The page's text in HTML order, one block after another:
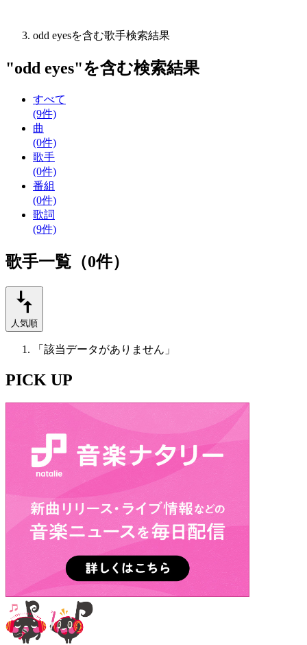
odd eyesを含む歌手検索結果
"odd eyes"を含む検索結果
すべて
(9件)
曲
(0件)
歌手
(0件)
番組
(0件)
歌詞
(9件)
歌手一覧（0件）
人気順
「該当データがありません」
PICK UP